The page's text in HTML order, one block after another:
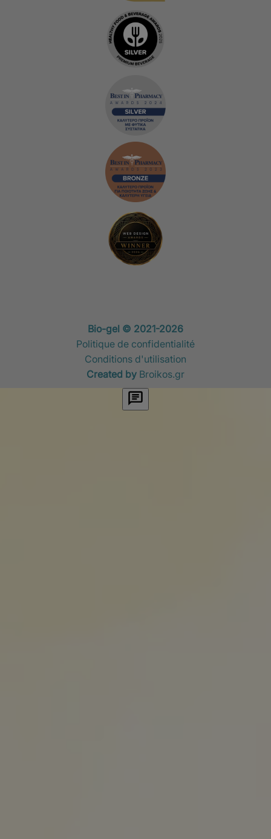
Bio-gel © 2021-2026
Politique de confidentialité
Conditions d'utilisation
Created by Broikos.gr